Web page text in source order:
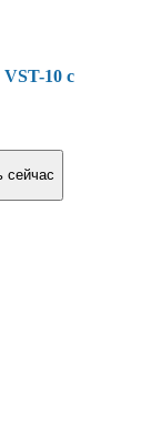
10 с
сейчас